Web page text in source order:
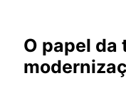
O papel da